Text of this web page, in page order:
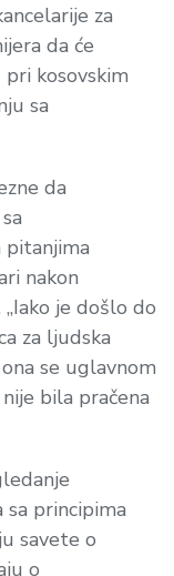
za
da će
pri kosovskim
sa
da
pitanjima
nakon
je došlo do
za ljudska
se uglavnom
bila pračena
principima
savete o
o